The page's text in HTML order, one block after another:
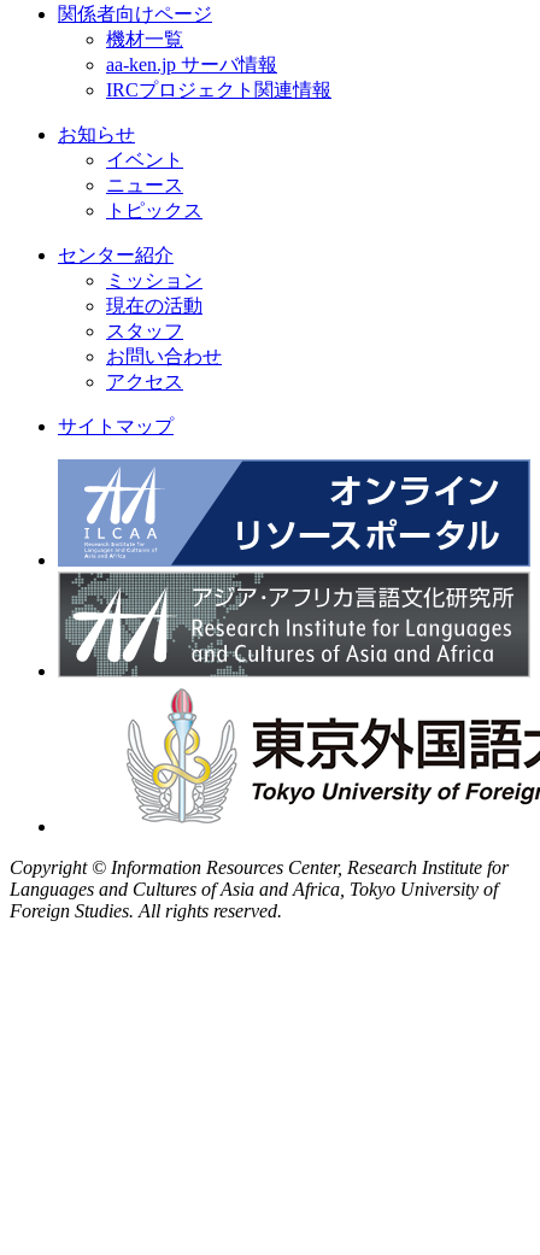
関係者向けページ
機材一覧
aa-ken.jp サーバ情報
IRCプロジェクト関連情報
お知らせ
イベント
ニュース
トピックス
センター紹介
ミッション
現在の活動
スタッフ
お問い合わせ
アクセス
サイトマップ
Copyright © Information Resources Center, Research Institute for
Languages and Cultures of Asia and Africa, Tokyo University of
Foreign Studies. All rights reserved.